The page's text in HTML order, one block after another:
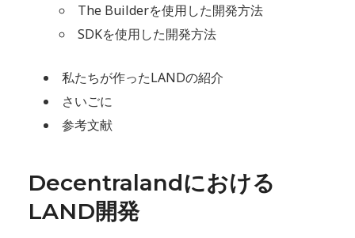
The Builderを使用した開発方法
SDKを使用した開発方法
私たちが作ったLANDの紹介
さいごに
参考文献
Decentralandにおける
LAND開発